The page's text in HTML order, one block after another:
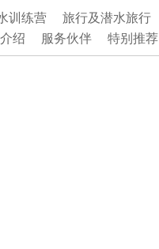
训练营 旅行及潜水旅行
绍 服务伙伴 特别推荐